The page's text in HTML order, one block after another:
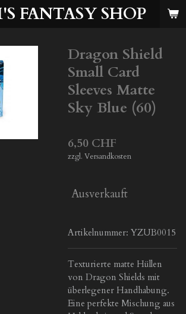
FANTASY SHOP
Dragon Shield
Small Card
Sleeves Matte
Sky Blue (60)
6,50 CHF
zzgl. Versandkosten
Ausverkauft
Artikelnummer: YZUB0015
Texturierte matte Hüllen
von Dragon Shields mit
überlegener Handhabung.
Eine perfekte Mischung aus